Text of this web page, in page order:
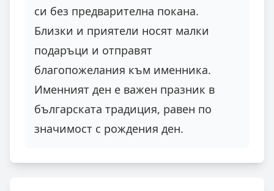
си без предварителна покана.
Близки и приятели носят малки
подаръци и отправят
благопожелания към именника.
Именният ден е важен празник в
българската традиция, равен по
значимост с рождения ден.